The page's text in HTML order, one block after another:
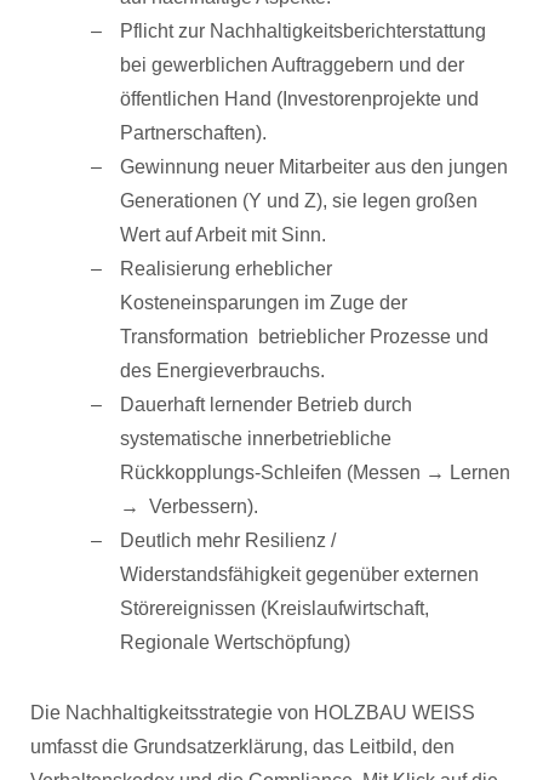
Pflicht zur Nachhaltigkeitsberichterstattung
bei gewerblichen Auftraggebern und der
öffentlichen Hand (Investorenprojekte und
Partnerschaften).
Gewinnung neuer Mitarbeiter aus den jungen
Generationen (Y und Z), sie legen großen
Wert auf Arbeit mit Sinn.
Realisierung erheblicher
Kosteneinsparungen im Zuge der
Transformation betrieblicher Prozesse und
des Energieverbrauchs.
Dauerhaft lernender Betrieb durch
systematische innerbetriebliche
Rückkopplungs-Schleifen (Messen → Lernen
→ Verbessern).
Deutlich mehr Resilienz /
Widerstandsfähigkeit gegenüber externen
Störereignissen (Kreislaufwirtschaft,
Regionale Wertschöpfung)
Die Nachhaltigkeitsstrategie von HOLZBAU WEISS
umfasst die Grundsatzerklärung, das Leitbild, den